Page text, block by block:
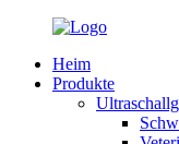
Heim
Produkte